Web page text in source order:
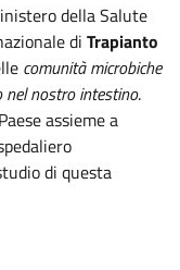
della Salute
di Trapianto
comunità microbiche
nel nostro intestino.
assieme a
di questa